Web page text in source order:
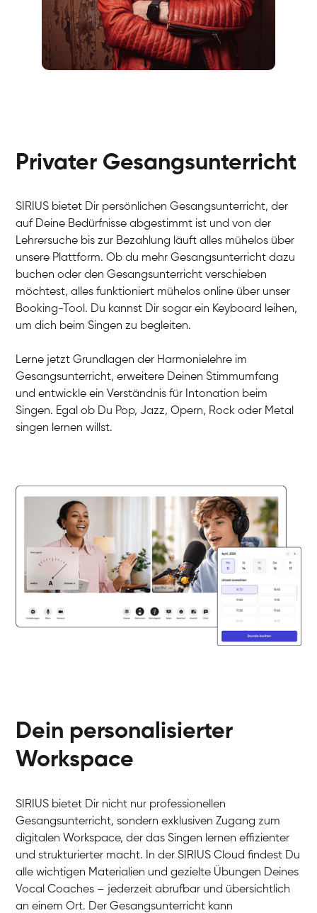
Gesang / Vocal
Anna
Gesang / Vocal
Gesang / Vocal
Gesang / Vocal
Gesang / Vocal
Gesang / Vocal
Gesang / Vocal
Gesang / Vocal
Gesang / Vocal
Gesang / Vocal
Gesang / Vocal
Gesang / Vocal
Privater Gesangsunterricht
SIRIUS bietet Dir persönlichen Gesangsunterricht, der
auf Deine Bedürfnisse abgestimmt ist und von der
Lehrersuche bis zur Bezahlung läuft alles mühelos über
unsere Plattform. Ob du mehr Gesangsunterricht dazu
buchen oder den Gesangsunterricht verschieben
möchtest, alles funktioniert mühelos online über unser
Booking-Tool. Du kannst Dir sogar ein Keyboard leihen,
um dich beim Singen zu begleiten.
Lerne jetzt Grundlagen der Harmonielehre im
Gesangsunterricht, erweitere Deinen Stimmumfang
und entwickle ein Verständnis für Intonation beim
Singen. Egal ob Du Pop, Jazz, Opern, Rock oder Metal
singen lernen willst.
Dein personalisierter
Workspace
SIRIUS bietet Dir nicht nur professionellen
Gesangsunterricht, sondern exklusiven Zugang zum
digitalen Workspace, der das Singen lernen effizienter
und strukturierter macht. In der SIRIUS Cloud findest Du
alle wichtigen Materialien und gezielte Übungen Deines
Vocal Coaches – jederzeit abrufbar und übersichtlich
an einem Ort. Der Gesangsunterricht kann